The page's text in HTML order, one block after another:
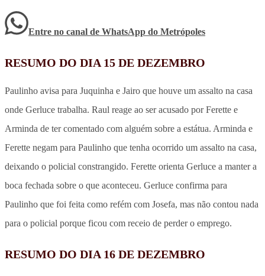
Entre no canal de WhatsApp do Metrópoles
RESUMO DO DIA 15 DE DEZEMBRO
Paulinho avisa para Juquinha e Jairo que houve um assalto na casa
onde Gerluce trabalha. Raul reage ao ser acusado por Ferette e
Arminda de ter comentado com alguém sobre a estátua. Arminda e
Ferette negam para Paulinho que tenha ocorrido um assalto na casa,
deixando o policial constrangido. Ferette orienta Gerluce a manter a
boca fechada sobre o que aconteceu. Gerluce confirma para
Paulinho que foi feita como refém com Josefa, mas não contou nada
para o policial porque ficou com receio de perder o emprego.
RESUMO DO DIA 16 DE DEZEMBRO